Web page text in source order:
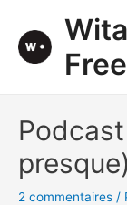
contenu
presque)
2 commentaires /